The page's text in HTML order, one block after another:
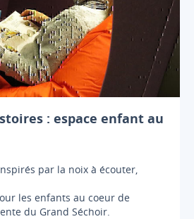
: espace enfant au
par la noix à écouter,
les enfants au coeur de
du Grand Séchoir.